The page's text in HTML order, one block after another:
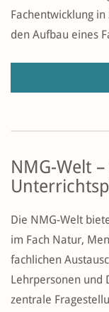
Fachentwicklung
den Aufbau eines
NMG-Welt
Die NMG-Welt
im Fach Natur,
fachlichen
Lehrpersonen und
zentrale